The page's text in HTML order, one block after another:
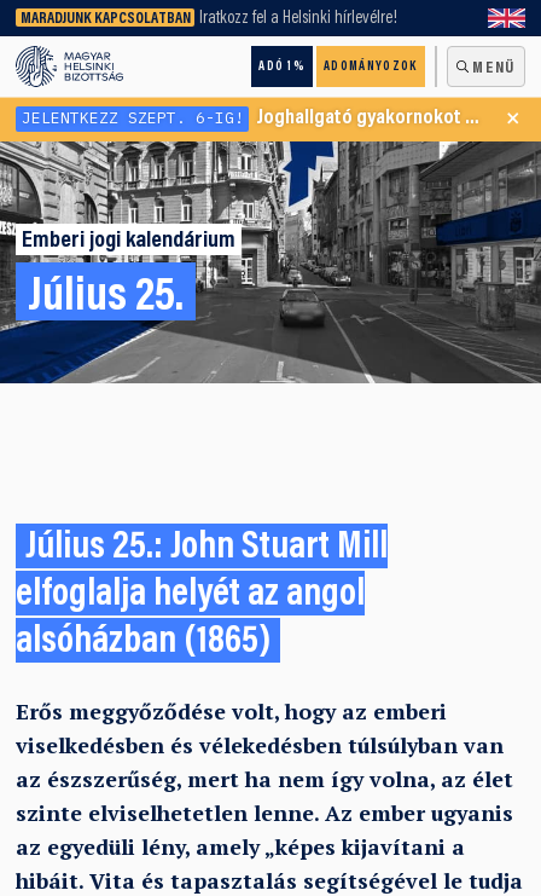
MARADJUNK KAPCSOLATBAN Iratkozz fel a Helsinki hírlevélre!
ADÓ 1% ADOMÁNYOZOK MENÜ
keresőnket!
JELENTKEZZ SZEPT. 6-IG! Joghallgató gyakornokot keresünk Menekültügyi Programunkba ×
Emberi jogi kalendárium
Július 25.
Július 25.: John Stuart Mill
elfoglalja helyét az angol
alsóházban (1865)
Erős meggyőződése volt, hogy az emberi
viselkedésben és vélekedésben túlsúlyban van
az észszerűség, mert ha nem így volna, az élet
szinte elviselhetetlen lenne. Az ember ugyanis
az egyedüli lény, amely „képes kijavítani a
hibáit. Vita és tapasztalás segítségével le tudja